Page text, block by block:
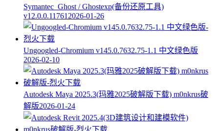
Symantec_Ghost / Ghostexp(备份还原工具)
v12.0.0.11761 2026-01-26
Ungoogled-Chromium v145.0.7632.75-1.1 中文绿色版
2026-02-10
Autodesk Maya 2025.3(玛雅2025破解版下载) m0nkrus破
解版2026-01-24